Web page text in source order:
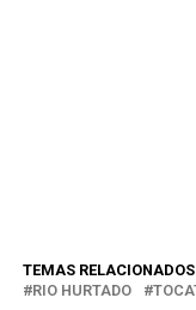
TEMAS
RIO HURTADO